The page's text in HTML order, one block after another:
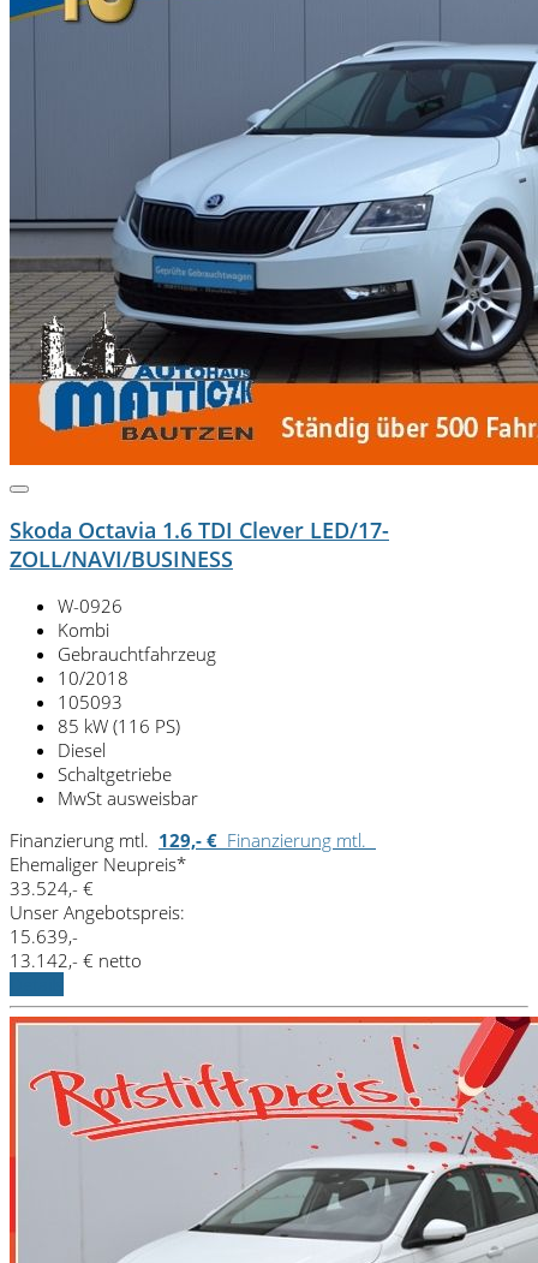
Skoda Octavia 1.6 TDI Clever LED/17-
ZOLL/NAVI/BUSINESS
W-0926
Kombi
Gebrauchtfahrzeug
10/2018
105093
85 kW (116 PS)
Diesel
Schaltgetriebe
MwSt ausweisbar
Finanzierung mtl. 129,- € Finanzierung mtl.
Ehemaliger Neupreis*
33.524,- €
Unser Angebotspreis:
15.639,-
13.142,- € netto